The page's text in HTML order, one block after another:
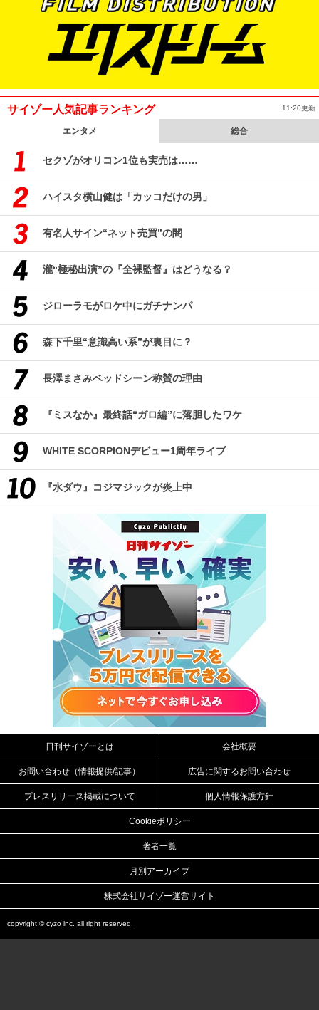
サイゾー人気記事ランキング 11:20更新
エンタメ 総合
セクゾがオリコン1位も実売は……
ハイスタ横山健は「カッコだけの男」
有名人サイン“ネット売買”の闇
瀧“極秘出演”の『全裸監督』はどうなる？
ジローラモがロケ中にガチナンパ
森下千里“意識高い系”が裏目に？
長澤まさみベッドシーン称賛の理由
『ミスなか』最終話“ガロ編”に落胆したワケ
WHITE SCORPIONデビュー1周年ライブ
『水ダウ』コジマジックが炎上中
日刊サイゾーとは 会社概要
お問い合わせ（情報提供/記事） 広告に関するお問い合わせ
プレスリリース掲載について 個人情報保護方針
Cookieポリシー
著者一覧
月別アーカイブ
株式会社サイゾー運営サイト
copyright ©cyzo inc. all right reserved.